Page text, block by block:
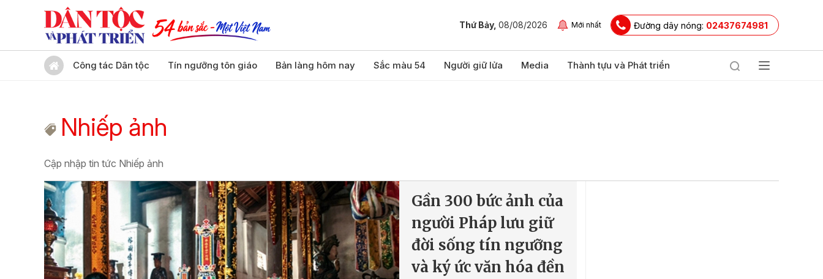
Thứ Bảy, 08/08/2026 Mới nhất Đường dây nóng: 02437674981
Công tác Dân tộc Tín ngưỡng tôn giáo Bản làng hôm nay Sắc màu 54 Người giữ lửa Media Thành tựu và Phát triển
Nhiếp ảnh
Cập nhập tin tức Nhiếp ảnh
Gần 300 bức ảnh của
người Pháp lưu giữ
đời sống tín ngưỡng
và ký ức văn hóa đền